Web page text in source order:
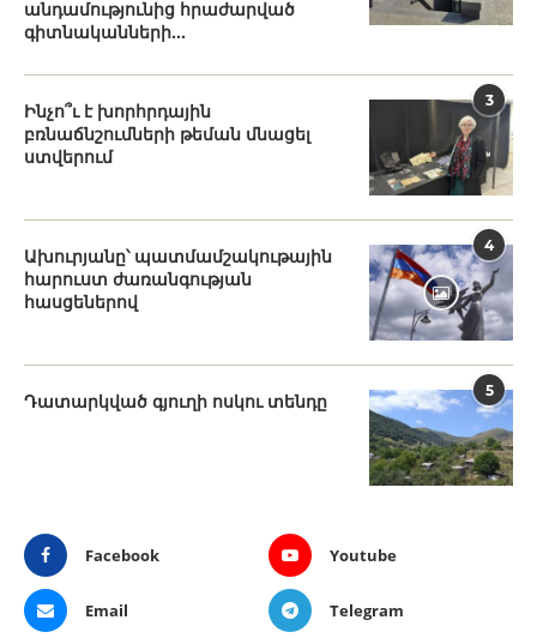
անդամությունից հրաժարված
գիտնականների...
3
Ինչո՞ւ է խորհրդային
բռնաճնշումների թեման մնացել
ստվերում
4
Ախուրյանը՝ պատմամշակութային
հարուստ ժառանգության
հասցեներով
5
Դատարկված գյուղի ոսկու տենդը
Facebook Youtube
Email Telegram